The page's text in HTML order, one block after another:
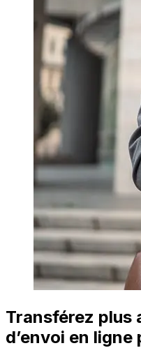
Transférez plus
d’envoi en ligne